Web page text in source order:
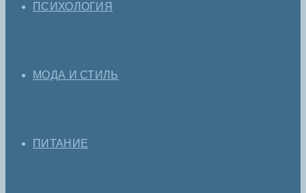
ПСИХОЛОГИЯ
МОДА И СТИЛЬ
ПИТАНИЕ